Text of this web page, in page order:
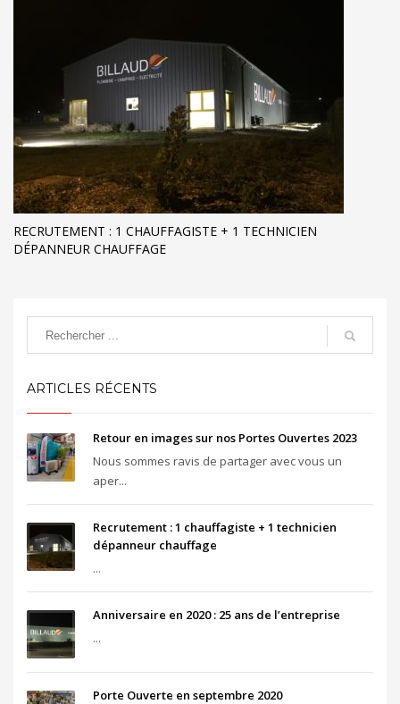
RECRUTEMENT : 1 CHAUFFAGISTE + 1 TECHNICIEN
DÉPANNEUR CHAUFFAGE
ARTICLES RÉCENTS
Retour en images sur nos Portes Ouvertes 2023
Nous sommes ravis de partager avec vous un
aper...
Recrutement : 1 chauffagiste + 1 technicien
dépanneur chauffage
...
Anniversaire en 2020 : 25 ans de l’entreprise
...
Porte Ouverte en septembre 2020